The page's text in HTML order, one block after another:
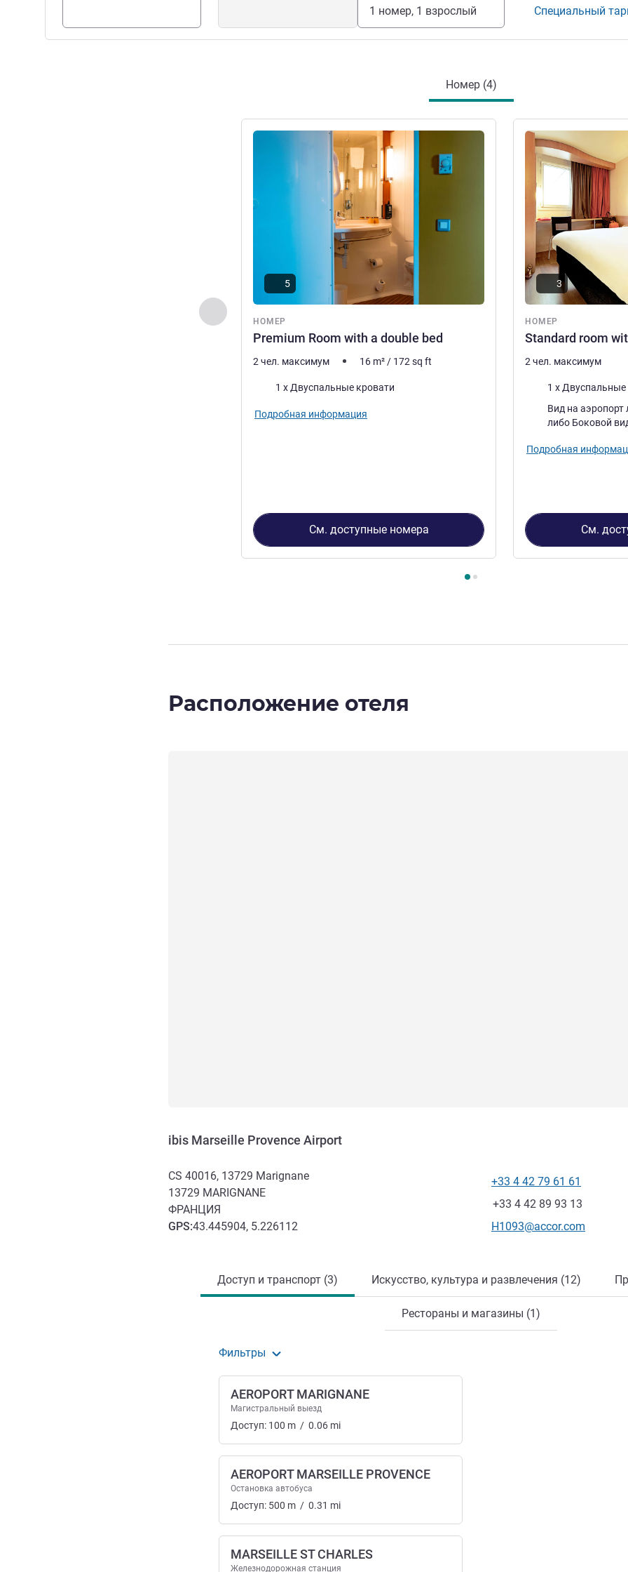
1 номер, 1 взрослый Специальный
Номер (4)
Назад - Номер
НОМЕР
Premium Room with a double bed
Подробная информация
5
2 чел. максимум 16 m² / 172 sq ft
Постель1 x Двуспальные кровати
Подробная информация
См. доступные номера
НОМЕР
Standard room
Подробная
3
2 чел. максимум
Постель1 x Двуспальные
Виды:Вид на аэропорт либо Боковой
либо Боковой
Подробная
См.
Расположение отеля
ibis Marseille Provence Airport
CS 40016, 13729 Marignane
13729 MARIGNANE
ФРАНЦИЯ
GPS:43.445904, 5.226112
Телефон
+33 4 42 79 61 61
Факс
+33 4 42 89 93 13
Контактный адрес
H1093@accor.com
Доступ и транспорт (3) Искусство, культура и развлечения (12)
Рестораны и магазины (1)
Фильтры
AEROPORT MARIGNANE
Магистральный выезд
Доступ: 100 m / 0.06 mi
AEROPORT MARSEILLE PROVENCE
Остановка автобуса
Доступ: 500 m / 0.31 mi
MARSEILLE ST CHARLES
Железнодорожная станция